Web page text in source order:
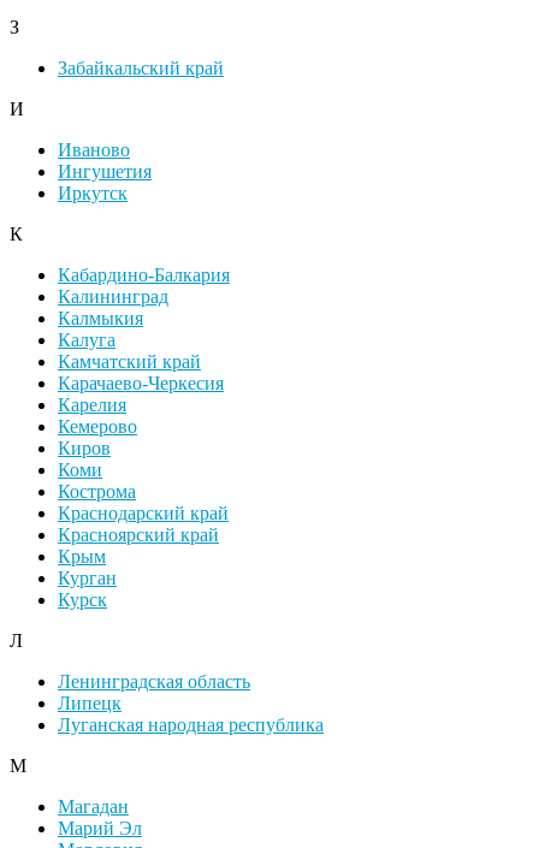
З
Забайкальский край
И
Иваново
Ингушетия
Иркутск
К
Кабардино-Балкария
Калининград
Калмыкия
Калуга
Камчатский край
Карачаево-Черкесия
Карелия
Кемерово
Киров
Коми
Кострома
Краснодарский край
Красноярский край
Крым
Курган
Курск
Л
Ленинградская область
Липецк
Луганская народная республика
М
Магадан
Марий Эл